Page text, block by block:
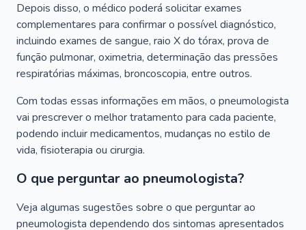
Depois disso, o médico poderá solicitar exames
complementares para confirmar o possível diagnóstico,
incluindo exames de sangue, raio X do tórax, prova de
função pulmonar, oximetria, determinação das pressões
respiratórias máximas, broncoscopia, entre outros.
Com todas essas informações em mãos, o pneumologista
vai prescrever o melhor tratamento para cada paciente,
podendo incluir medicamentos, mudanças no estilo de
vida, fisioterapia ou cirurgia.
O que perguntar ao pneumologista?
Veja algumas sugestões sobre o que perguntar ao
pneumologista dependendo dos sintomas apresentados